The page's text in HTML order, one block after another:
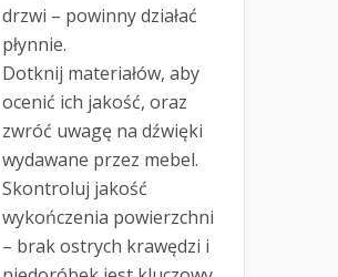
drzwi – powinny działać
płynnie.
Dotknij materiałów, aby
ocenić ich jakość, oraz
zwróć uwagę na dźwięki
wydawane przez mebel.
Skontroluj jakość
wykończenia powierzchni
– brak ostrych krawędzi i